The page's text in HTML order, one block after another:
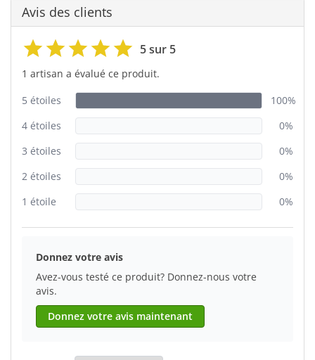
Avis des clients
5 sur 5
1 artisan a évalué ce produit.
5 étoiles
100%
4 étoiles
0%
3 étoiles
0%
2 étoiles
0%
1 étoile
0%
Donnez votre avis
Avez-vous testé ce produit? Donnez-nous votre
avis.
Donnez votre avis maintenant